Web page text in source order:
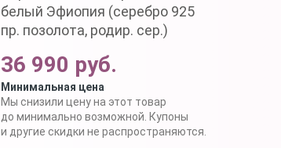
белый Эфиопия (серебро 925
пр. позолота, родир. сер.)
36 990 руб.
Минимальная цена
Мы снизили цену на этот товар
до минимально возможной. Купоны
и другие скидки не распространяются.